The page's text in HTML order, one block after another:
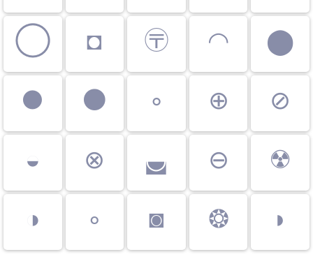
◯
◘ 〶 ◠
⬤
●
⚫ ◦ ⊕
⊘
◒
⊗ ◛ ⊖
☢
◑
∘ ◙ ❂ ◗